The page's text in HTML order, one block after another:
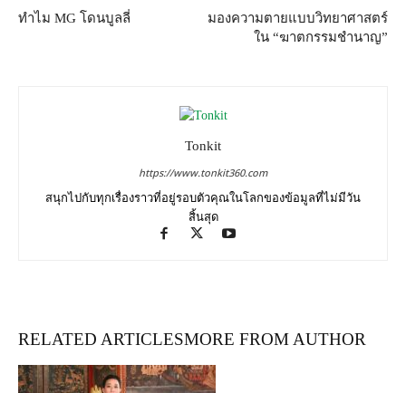
ทำไม MG โดนบูลลี่
มองความตายแบบวิทยาศาสตร์
ใน “ฆาตกรรมชำนาญ”
Tonkit
https://www.tonkit360.com
สนุกไปกับทุกเรื่องราวที่อยู่รอบตัวคุณในโลกของข้อมูลที่ไม่มีวัน
สิ้นสุด
RELATED ARTICLESMORE FROM AUTHOR